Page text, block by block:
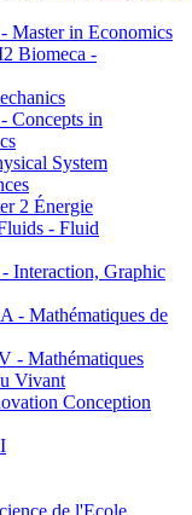
in Economics
Biomeca -
Concepts in
System
2 Énergie
- Fluid
Graphic
- Mathématiques de
- Mathématiques
Vivant
Conception
de l'Ecole